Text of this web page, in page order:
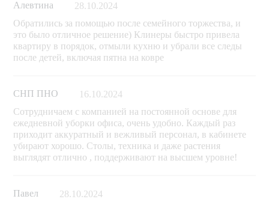
Алевтина
28.10.2024
Обратились за помощью после семейного торжества, и
это было отличное решение) Клинеры быстро привела
квартиру в порядок, отмыли кухню и убрали все следы
после детей, включая пятна на ковре
СНП ПНО
16.10.2024
Сотрудничаем с компанией на постоянной основе для
ежедневной уборки офиса, очень удобно. Каждый раз
приходит аккуратный и вежливый персонал, в кабинете
убирают хорошо. Столы, техника и даже растения
выглядят отлично , поддерживают на высшем уровне!
Павел
28.10.2024